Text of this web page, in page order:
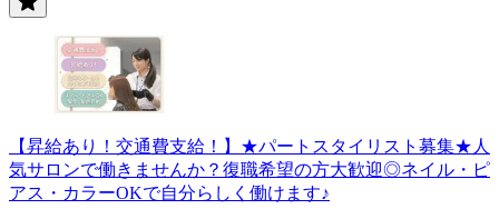
【昇給あり！交通費支給！】★パートスタイリスト募集★人
気サロンで働きませんか？復職希望の方大歓迎◎ネイル・ピ
アス・カラーOKで自分らしく働けます♪